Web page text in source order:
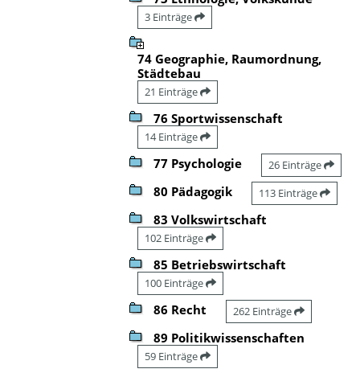
3 Einträge
74 Geographie, Raumordnung,
Städtebau
21 Einträge
76 Sportwissenschaft
14 Einträge
77 Psychologie 26 Einträge
80 Pädagogik 113 Einträge
83 Volkswirtschaft
102 Einträge
85 Betriebswirtschaft
100 Einträge
86 Recht 262 Einträge
89 Politikwissenschaften
59 Einträge